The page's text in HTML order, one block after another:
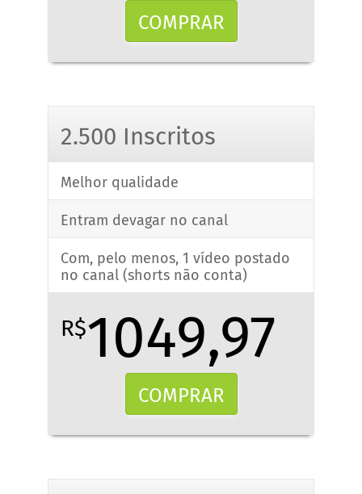
COMPRAR
2.500 Inscritos
Melhor qualidade
Entram devagar no canal
Com, pelo menos, 1 vídeo postado
no canal (shorts não conta)
R$1049,97
COMPRAR